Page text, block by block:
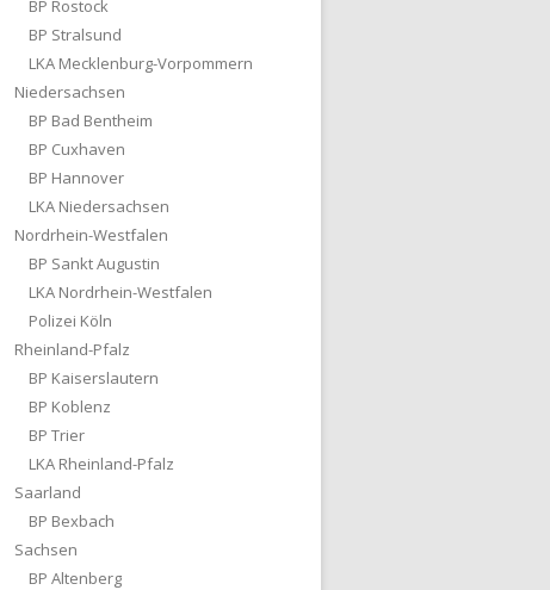
BP Rostock
BP Stralsund
LKA Mecklenburg-Vorpommern
Niedersachsen
BP Bad Bentheim
BP Cuxhaven
BP Hannover
LKA Niedersachsen
Nordrhein-Westfalen
BP Sankt Augustin
LKA Nordrhein-Westfalen
Polizei Köln
Rheinland-Pfalz
BP Kaiserslautern
BP Koblenz
BP Trier
LKA Rheinland-Pfalz
Saarland
BP Bexbach
Sachsen
BP Altenberg